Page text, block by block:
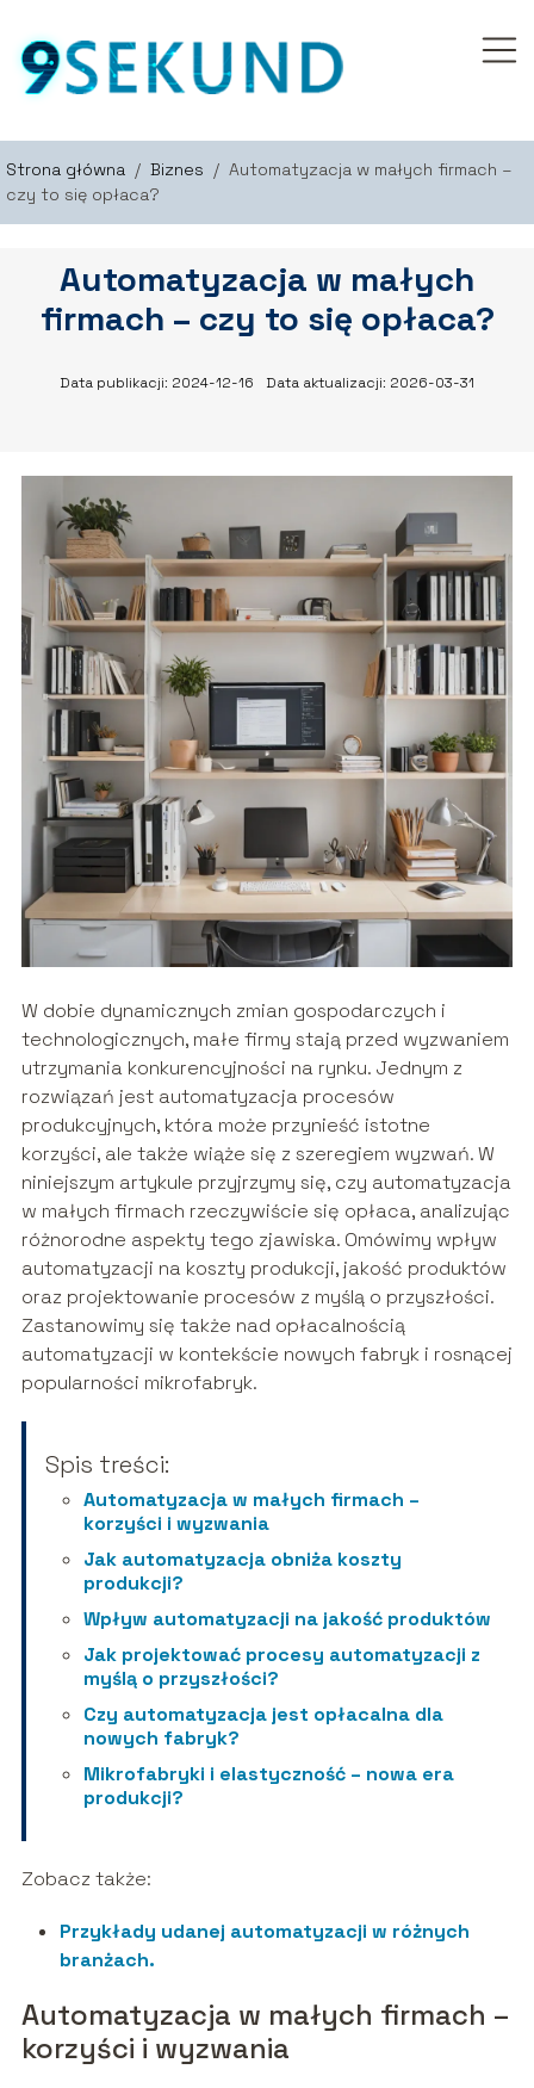
Strona główna / Biznes / Automatyzacja w małych firmach –
czy to się opłaca?
Automatyzacja w małych
firmach – czy to się opłaca?
Data publikacji: 2024-12-16 Data aktualizacji: 2026-03-31
W dobie dynamicznych zmian gospodarczych i
technologicznych, małe firmy stają przed wyzwaniem
utrzymania konkurencyjności na rynku. Jednym z
rozwiązań jest automatyzacja procesów
produkcyjnych, która może przynieść istotne
korzyści, ale także wiąże się z szeregiem wyzwań. W
niniejszym artykule przyjrzymy się, czy automatyzacja
w małych firmach rzeczywiście się opłaca, analizując
różnorodne aspekty tego zjawiska. Omówimy wpływ
automatyzacji na koszty produkcji, jakość produktów
oraz projektowanie procesów z myślą o przyszłości.
Zastanowimy się także nad opłacalnością
automatyzacji w kontekście nowych fabryk i rosnącej
popularności mikrofabryk.
Spis treści:
Automatyzacja w małych firmach –
korzyści i wyzwania
Jak automatyzacja obniża koszty
produkcji?
Wpływ automatyzacji na jakość produktów
Jak projektować procesy automatyzacji z
myślą o przyszłości?
Czy automatyzacja jest opłacalna dla
nowych fabryk?
Mikrofabryki i elastyczność – nowa era
produkcji?
Zobacz także:
Przykłady udanej automatyzacji w różnych
branżach.
Automatyzacja w małych firmach –
korzyści i wyzwania